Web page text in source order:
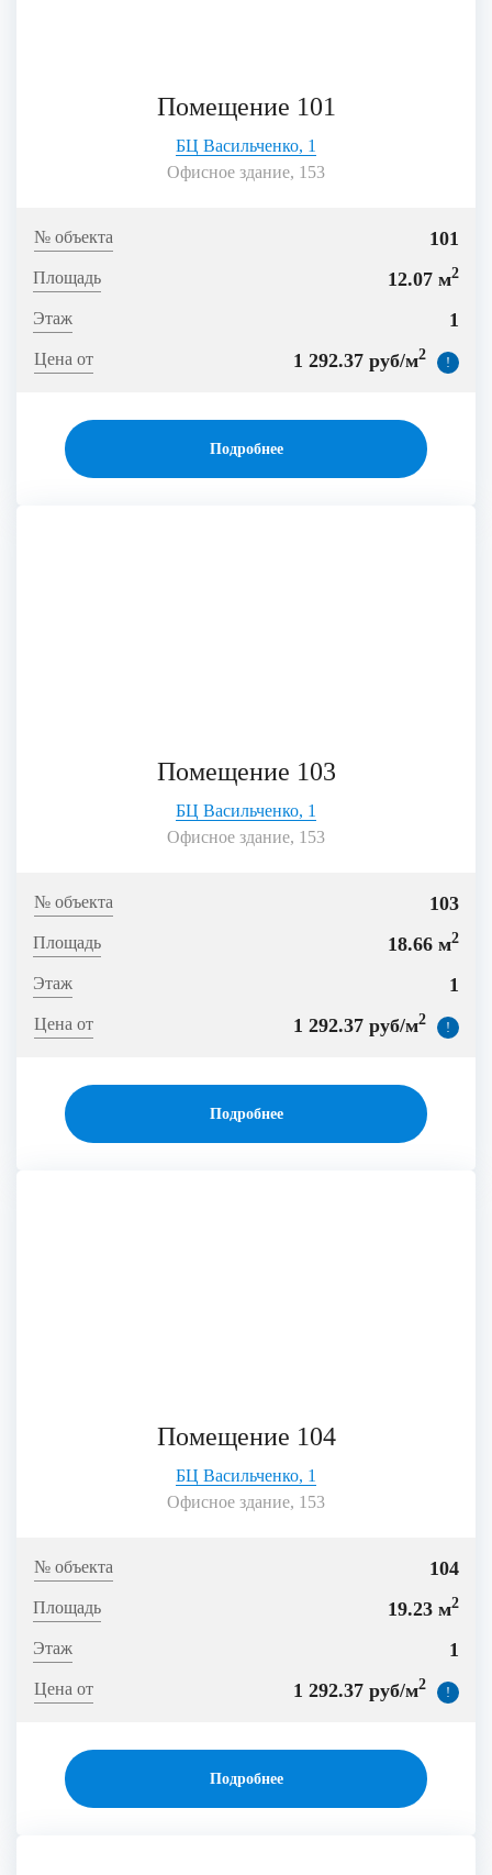
Помещение 101
БЦ Васильченко, 1
Офисное здание, 153
101
12.07 м2
1
1 292.37 руб/м2 !
Подробнее
Помещение 103
БЦ Васильченко, 1
Офисное здание, 153
103
18.66 м2
1
1 292.37 руб/м2 !
Подробнее
Помещение 104
БЦ Васильченко, 1
Офисное здание, 153
104
19.23 м2
1
1 292.37 руб/м2 !
Подробнее